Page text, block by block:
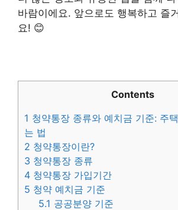
바람이에요. 앞으로도 행복하고 즐
요! 😊
Contents
1 청약통장 종류와 예치금 기준: 주
는 법
2 청약통장이란?
3 청약통장 종류
4 청약통장 가입기간
5 청약 예치금 기준
5.1 공공분양 기준